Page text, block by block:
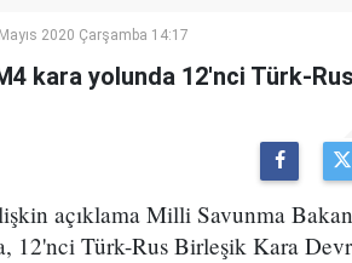
2020 Çarşamba 14:17
kara yolunda 12'nci Türk-
açıklama Milli Savunma
12'nci Türk-Rus Birleşik Kara